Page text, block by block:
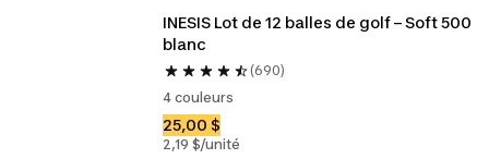
INESIS Lot de 12 balles de golf – Soft 500
blanc
(690)
4 couleurs
25,00 $
2,19 $/unité